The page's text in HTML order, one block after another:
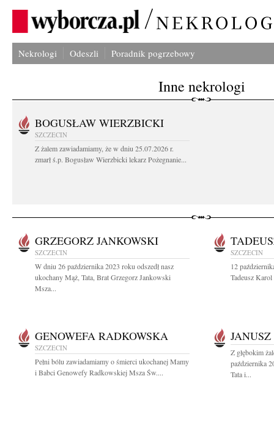
Nekrologi Odeszli Poradnik pogrzebowy
Inne nekrologi
BOGUSŁAW WIERZBICKI
SZCZECIN
Z żalem zawiadamiamy, że w dniu 25.07.2026 r.
zmarł ś.p. Bogusław Wierzbicki lekarz Pożegnanie...
GRZEGORZ JANKOWSKI
SZCZECIN
W dniu 26 października 2023 roku odszedł nasz
ukochany Mąż, Tata, Brat Grzegorz Jankowski
Msza...
SZCZECIN
12
Tadeusz
GENOWEFA RADKOWSKA
SZCZECIN
Pełni bólu zawiadamiamy o śmierci ukochanej Mamy
i Babci Genowefy Radkowskiej Msza Św....
Z głębokim
października
Tata i...